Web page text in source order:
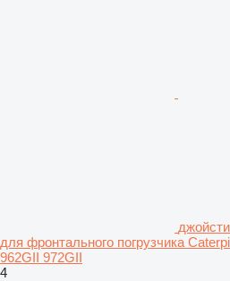
для фронтального погрузчика
962GII 972GII
4